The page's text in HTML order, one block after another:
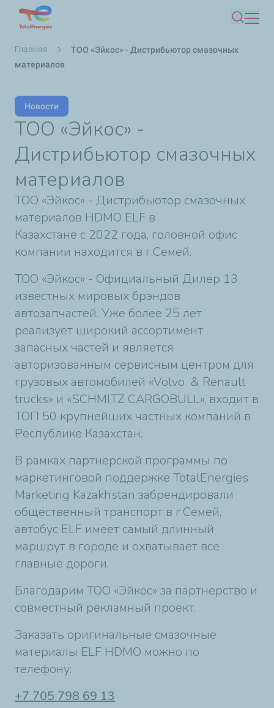
основному
Поиск
Строка
навигации
Главная
ТОО «Эйкос» - Дистрибьютор смазочных
материалов
Новости
ТОО «Эйкос» -
Дистрибьютор смазочных
материалов
ТОО «Эйкос» - Дистрибьютор смазочных
материалов HDMO ELF в
Казахстане c 2022 года, головной офис
компании находится в г.Семей.
ТОО «Эйкос» - Официальный Дилер 13
известных мировых брэндов
автозапчастей. Уже более 25 лет
реализует широкий ассортимент
запасных частей и является
авторизованным сервисным центром для
грузовых автомобилей «Volvo & Renault
trucks» и «SCHMITZ CARGOBULL», входит в
ТОП 50 крупнейших частных компаний в
Республике Казахстан.
В рамках партнерской программы по
маркетинговой поддержке TotalEnergies
Marketing Kazakhstan забрендировали
общественный транспорт в г.Семей,
автобус ELF имеет самый длинный
маршрут в городе и охватывает все
главные дороги.
Благодарим ТОО «Эйкос» за партнерство и
совместный рекламный проект.
Заказать оригинальные смазочные
материалы ELF HDMO можно по
телефону:
+7 705 798 69 13